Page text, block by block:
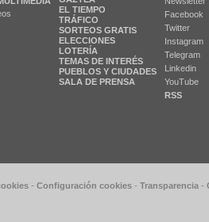
EL TIEMPO
TRÁFICO
SORTEOS GRATIS
ELECCIONES
LOTERÍA
TEMAS DE INTERÉS
PUEBLOS Y CIUDADES
SALA DE PRENSA
Facebook
Twitter
Instagram
Telegram
Linkedin
YouTube
RSS
- Configuración cookies - Transparencia -